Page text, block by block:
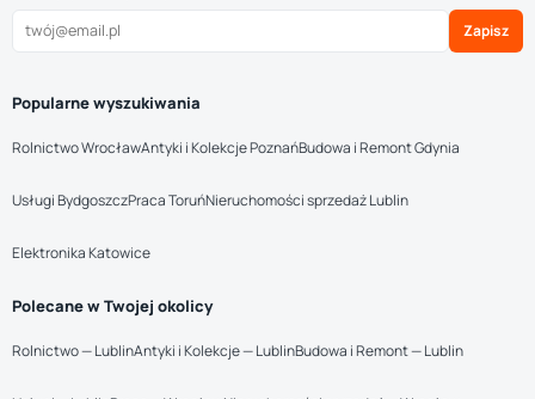
Zapisz
Popularne wyszukiwania
Rolnictwo WrocławAntyki i Kolekcje PoznańBudowa i Remont Gdynia
Usługi BydgoszczPraca ToruńNieruchomości sprzedaż Lublin
Elektronika Katowice
Polecane w Twojej okolicy
Rolnictwo — LublinAntyki i Kolekcje — LublinBudowa i Remont — Lublin